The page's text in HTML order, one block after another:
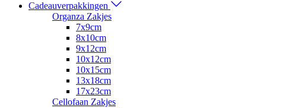
Cadeauverpakkingen
Organza Zakjes
7x9cm
8x10cm
9x12cm
10x12cm
10x15cm
13x18cm
17x23cm
Cellofaan Zakjes